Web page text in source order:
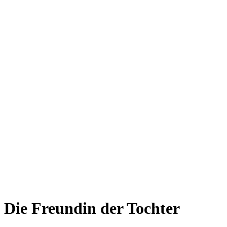
Die Freundin der Tochter